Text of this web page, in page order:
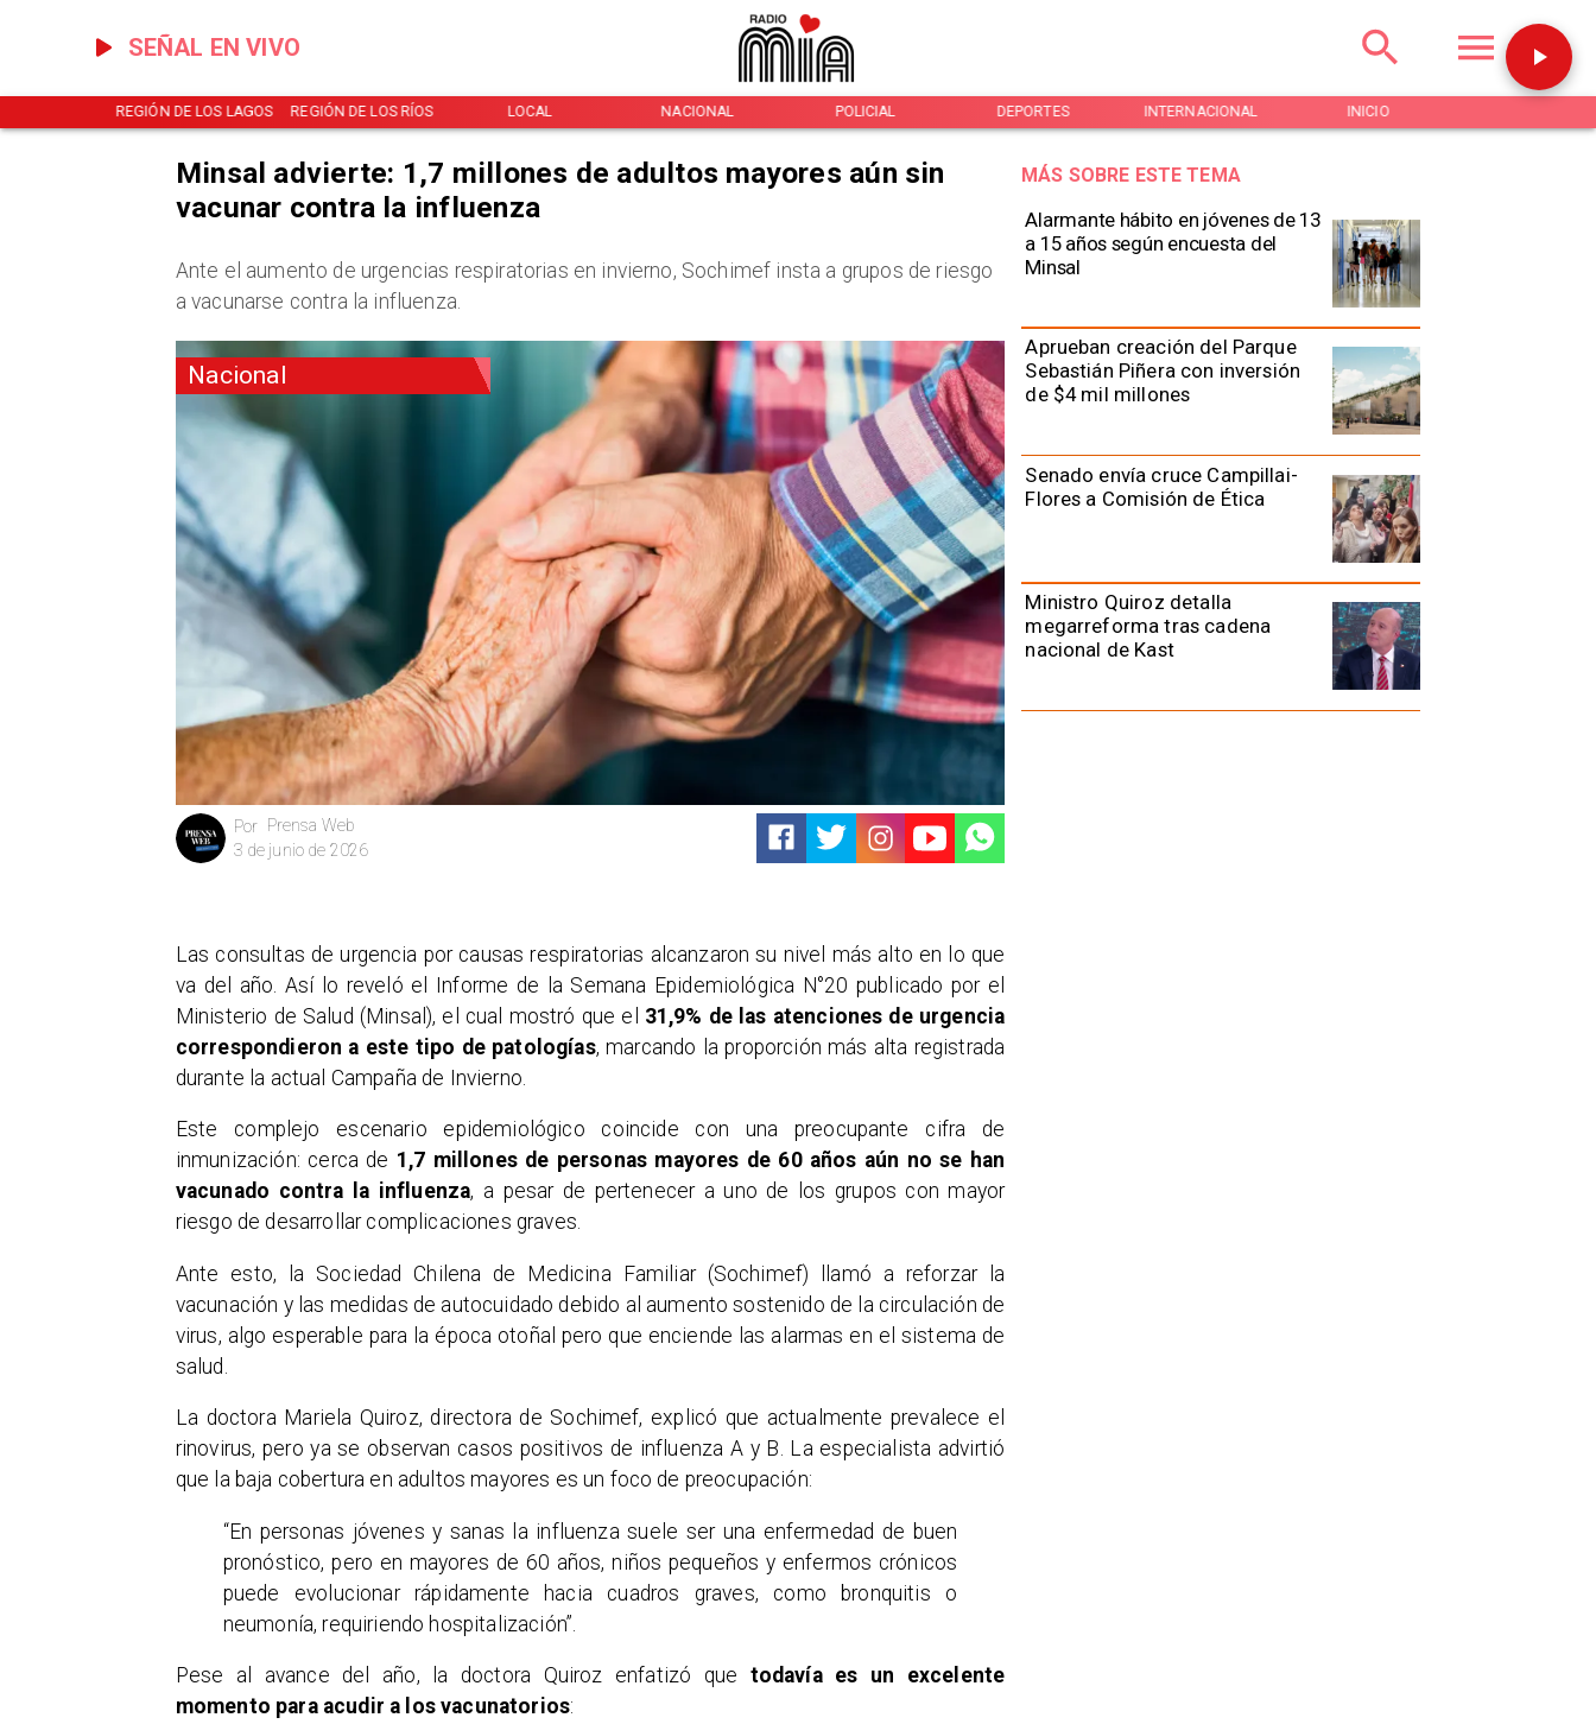
SEÑAL EN VIVO
REGIÓN DE LOS LAGOS REGIÓN DE LOS RÍOS LOCAL NACIONAL POLICIAL DEPORTES INTERNACIONAL INICIO
Nacional
Prensa Web
Por
3 de junio de 2026
Alarmante hábito en jóvenes de 13
a 15 años según encuesta del
Minsal
Aprueban creación del Parque
Sebastián Piñera con inversión
de $4 mil millones
Senado envía cruce Campillai-
Flores a Comisión de Ética
Ministro Quiroz detalla
megarreforma tras cadena
nacional de Kast
MÁS SOBRE ESTE TEMA
Minsal advierte: 1,7 millones de adultos mayores aún sin
vacunar contra la influenza
Ante el aumento de urgencias respiratorias en invierno, Sochimef insta a grupos de riesgo
a vacunarse contra la influenza.
Las consultas de urgencia por causas respiratorias alcanzaron su nivel más alto en lo que
va del año. Así lo reveló el Informe de la Semana Epidemiológica N°20 publicado por el
Ministerio de Salud (Minsal), el cual mostró que el 31,9% de las atenciones de urgencia
correspondieron a este tipo de patologías, marcando la proporción más alta registrada
durante la actual Campaña de Invierno.
Este complejo escenario epidemiológico coincide con una preocupante cifra de
inmunización: cerca de 1,7 millones de personas mayores de 60 años aún no se han
vacunado contra la influenza, a pesar de pertenecer a uno de los grupos con mayor
riesgo de desarrollar complicaciones graves.
Ante esto, la Sociedad Chilena de Medicina Familiar (Sochimef) llamó a reforzar la
vacunación y las medidas de autocuidado debido al aumento sostenido de la circulación de
virus, algo esperable para la época otoñal pero que enciende las alarmas en el sistema de
salud.
La doctora Mariela Quiroz, directora de Sochimef, explicó que actualmente prevalece el
rinovirus, pero ya se observan casos positivos de influenza A y B. La especialista advirtió
que la baja cobertura en adultos mayores es un foco de preocupación:
“En personas jóvenes y sanas la influenza suele ser una enfermedad de buen
pronóstico, pero en mayores de 60 años, niños pequeños y enfermos crónicos
puede evolucionar rápidamente hacia cuadros graves, como bronquitis o
neumonía, requiriendo hospitalización”.
Pese al avance del año, la doctora Quiroz enfatizó que todavía es un excelente
momento para acudir a los vacunatorios: